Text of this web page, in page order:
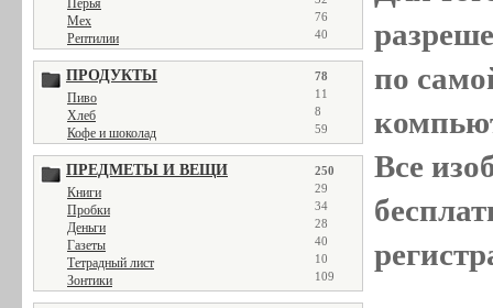
Перья
Мех 76
Рептилии 40
ПРОДУКТЫ 78
Пиво 11
Хлеб 8
Кофе и шоколад 59
ПРЕДМЕТЫ И ВЕЩИ 250
Книги 29
Пробки 34
Деньги 28
Газеты 40
Тетрадный лист 10
Зонтики 109
по
Все